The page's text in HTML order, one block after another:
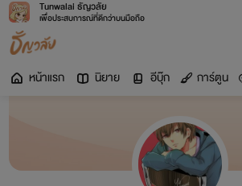
Tunwalai ธัญวลัย
เพื่อประสบการณ์ที่ดีกว่าบนมือถือ
หน้าแรก นิยาย อีบุ๊ก การ์ตูน